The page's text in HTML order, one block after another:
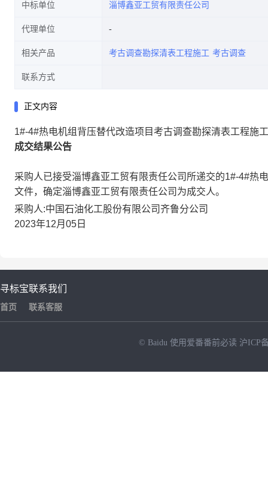
中标单位 淄博鑫亚工贸有限责任公司
代理单位
相关产品 考古调查勘探清表工程施工 考古调查
联系方式
正文内容
1#-4#热电机组背压替代改造项目考古调查勘探清表工程施
成交结果公告
采购人已接受淄博鑫亚工贸有限责任公司所递交的1#-4#热
文件，确定淄博鑫亚工贸有限责任公司为成交人。
采购人:中国石油化工股份有限公司齐鲁分公司
2023年12月05日
寻标宝
首页
联系我们
联系客服
© Baidu 使用爱番番前必读 沪ICP